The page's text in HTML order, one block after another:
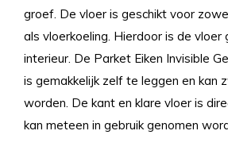
groef. De vloer is geschikt voor
als vloerkoeling. Hierdoor is de vloer
interieur. De Parket Eiken Invisible
is gemakkelijk zelf te leggen en kan
worden. De kant en klare vloer is
kan meteen in gebruik genomen